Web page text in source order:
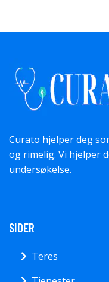
Curato hjelper deg
og rimelig. Vi hjelper
undersøkelse.
SIDER
Teres